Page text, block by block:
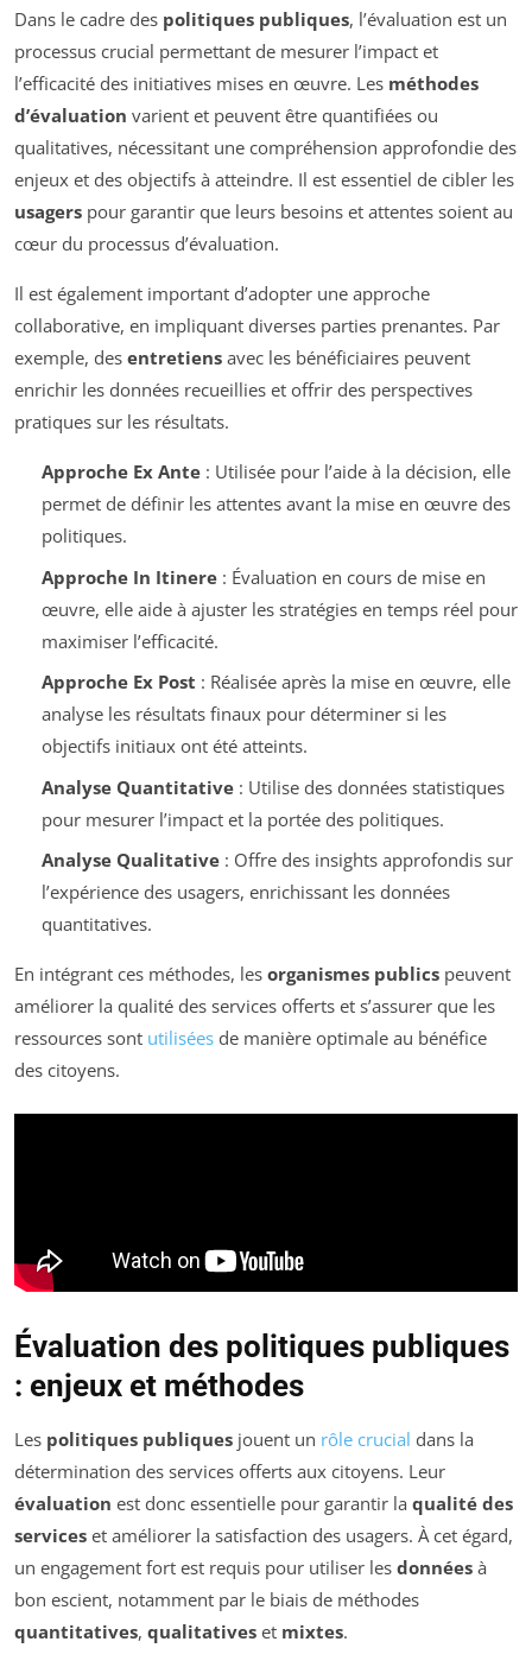
Dans le cadre des politiques publiques, l’évaluation est un
processus crucial permettant de mesurer l’impact et
l’efficacité des initiatives mises en œuvre. Les méthodes
d’évaluation varient et peuvent être quantifiées ou
qualitatives, nécessitant une compréhension approfondie des
enjeux et des objectifs à atteindre. Il est essentiel de cibler les
usagers pour garantir que leurs besoins et attentes soient au
cœur du processus d’évaluation.
Il est également important d’adopter une approche
collaborative, en impliquant diverses parties prenantes. Par
exemple, des entretiens avec les bénéficiaires peuvent
enrichir les données recueillies et offrir des perspectives
pratiques sur les résultats.
Approche Ex Ante: Utilisée pour l’aide à la décision, elle
permet de définir les attentes avant la mise en œuvre des
politiques.
Approche In Itinere: Évaluation en cours de mise en
œuvre, elle aide à ajuster les stratégies en temps réel pour
maximiser l’efficacité.
Approche Ex Post : Réalisée après la mise en œuvre, elle
analyse les résultats finaux pour déterminer si les
objectifs initiaux ont été atteints.
Analyse Quantitative: Utilise des données statistiques
pour mesurer l’impact et la portée des politiques.
Analyse Qualitative: Offre des insights approfondis sur
l’expérience des usagers, enrichissant les données
quantitatives.
En intégrant ces méthodes, les organismes publics peuvent
améliorer la qualité des services offerts et s’assurer que les
ressources sont utilisées de manière optimale au bénéfice
des citoyens.
Évaluation des politiques publiques
: enjeux et méthodes
Les politiques publiques jouent un rôle crucial dans la
détermination des services offerts aux citoyens. Leur
évaluation est donc essentielle pour garantir la qualité des
services et améliorer la satisfaction des usagers. À cet égard,
un engagement fort est requis pour utiliser les données à
bon escient, notamment par le biais de méthodes
quantitatives, qualitatives et mixtes.